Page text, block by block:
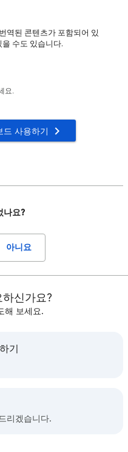
역된 콘텐츠가 포함되어 있
수도 있습니다.
요.
드 사용하기
나요?
아니요
신가요?
해 보세요.
기
리겠습니다.